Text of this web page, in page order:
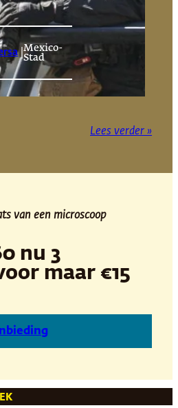
Mexico-
Stad
Lees verder »
van een microscoop
nu 3
maar €15